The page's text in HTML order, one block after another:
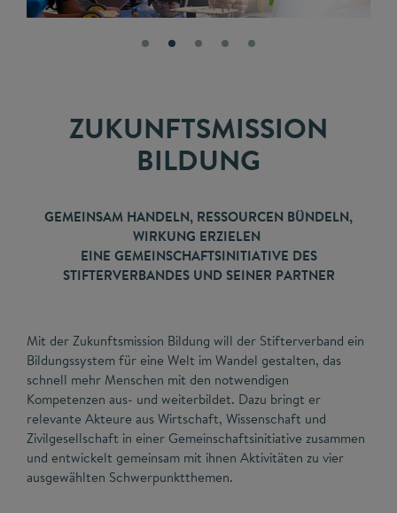
ZUKUNFTSMISSION
BILDUNG
GEMEINSAM HANDELN, RESSOURCEN BÜNDELN,
WIRKUNG ERZIELEN
EINE GEMEINSCHAFTSINITIATIVE DES
STIFTERVERBANDES UND SEINER PARTNER
Mit der Zukunftsmission Bildung will der Stifterverband ein
Bildungssystem für eine Welt im Wandel gestalten, das
schnell mehr Menschen mit den notwendigen
Kompetenzen aus- und weiterbildet. Dazu bringt er
relevante Akteure aus Wirtschaft, Wissenschaft und
Zivilgesellschaft in einer Gemeinschaftsinitiative zusammen
und entwickelt gemeinsam mit ihnen Aktivitäten zu vier
ausgewählten Schwerpunktthemen.